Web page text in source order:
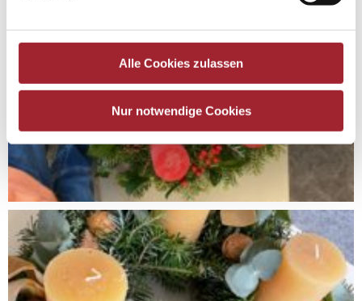
Alle Cookies zulassen
Nur notwendige Cookies